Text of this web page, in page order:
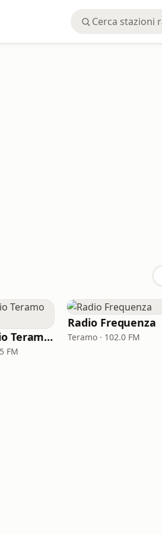
RTin - Radio Teramo In
FM
Radio Frequenza
Teramo · 102.0 FM